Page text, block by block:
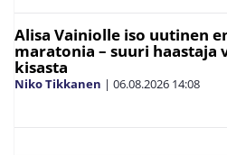
Alisa Vainiolle iso uutinen
maratonia – suuri haastaja
kisasta
Niko Tikkanen | 06.08.2026 14:08